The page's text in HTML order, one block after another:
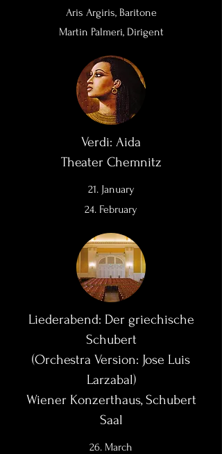
Aris Argiris, Baritone
Martin Palmeri, Dirigent
Verdi: Aida
Theater Chemnitz
21. January
24. February
Liederabend: Der griechische
Schubert
(Orchestra Version: Jose Luis
Larzabal)
Wiener Konzerthaus, Schubert
Saal
26. March